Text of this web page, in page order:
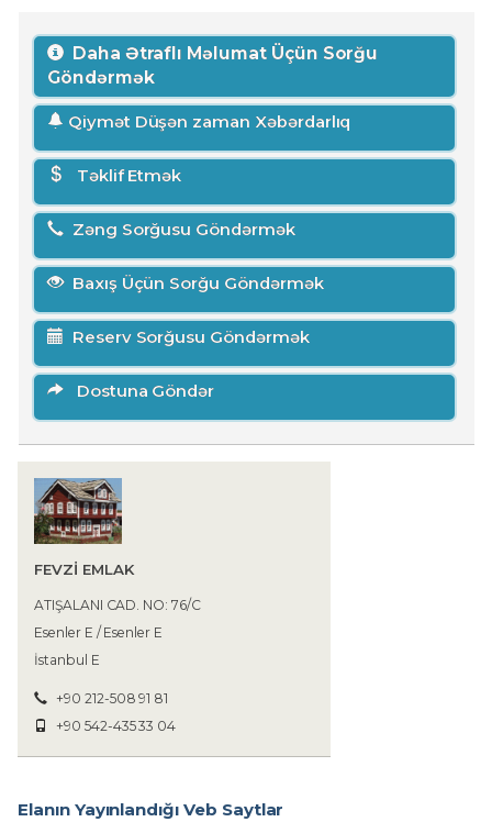
Daha Ətraflı Məlumat Üçün Sorğu
Göndərmək
Qiymət Düşən zaman Xəbərdarlıq
Təklif Etmək
Zəng Sorğusu Göndərmək
Baxış Üçün Sorğu Göndərmək
Reserv Sorğusu Göndərmək
Dostuna Göndər
FEVZİ EMLAK
ATIŞALANI CAD. NO: 76/C
Esenler E / Esenler E
İstanbul E
+90 212-508 91 81
+90 542-435 33 04
Elanın Yayınlandığı Veb Saytlar